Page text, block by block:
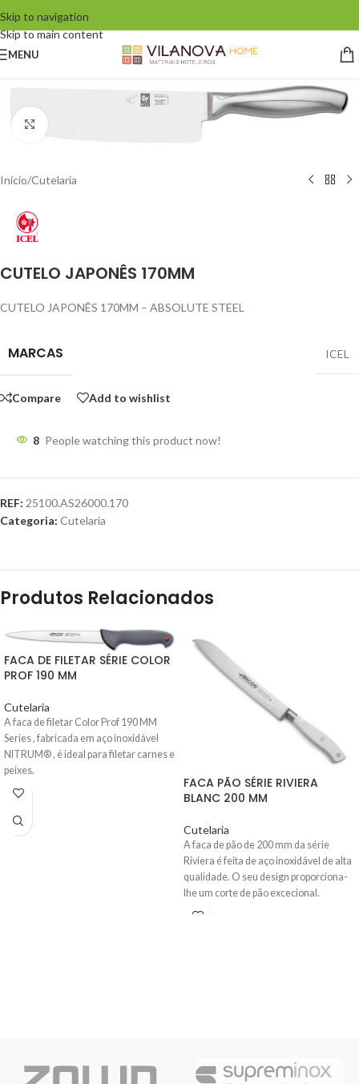
Skip to navigation
Skip to main content
MENU
Início/Cutelaria
CUTELO JAPONÊS 170MM
CUTELO JAPONÊS 170MM – ABSOLUTE STEEL
MARCAS ICEL
Compare Add to wishlist
8 People watching this product now!
REF: 25100.AS26000.170
Categoria: Cutelaria
Produtos Relacionados
FACA DE FILETAR SÉRIE COLOR
PROF 190 MM
Cutelaria
A faca de filetar Color Prof 190 MM
Series , fabricada em aço inoxidável
NITRUM® , é ideal para filetar carnes e
peixes.
FACA PÃO SÉRIE RIVIERA
BLANC 200 MM
Cutelaria
A faca de pão de 200 mm da série
Riviera é feita de aço inoxidável de alta
qualidade. O seu design proporciona-
lhe um corte de pão excecional.